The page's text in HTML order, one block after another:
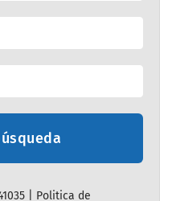
| Politica de